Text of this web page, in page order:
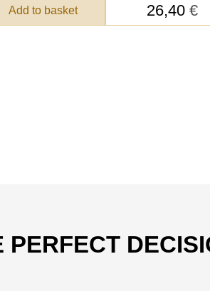
Add to basket 26,40 €
PERFECT